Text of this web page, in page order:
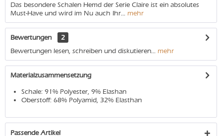
Das besondere Schalen Hemd der Serie Claire ist ein absolutes
Must-Have und wird im Nu auch Ihr... mehr
Bewertungen
2
Bewertungen lesen, schreiben und diskutieren... mehr
Materialzusammensetzung
Schale: 91% Polyester, 9% Elashan
Oberstoff: 68% Polyamid, 32% Elasthan
Passende Artikel